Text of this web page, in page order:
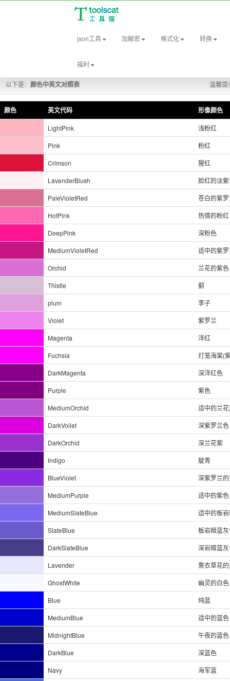
json工具 加解密 格式化 转换
福利
颜色rgb转hex
颜色表大全
以下是： 颜色中英文对照表 温馨提
颜色 英文代码 形像颜色
LightPink
浅粉红
Pink
粉红
Crimson
猩红
LavenderBlush
脸红的淡
PaleVioletRed
苍白的紫
HotPink
热情的粉红
DeepPink
深粉色
MediumVioletRed
适中的紫
Orchid
兰花的紫色
Thistle
蓟
plum
李子
Violet
紫罗兰
Magenta
洋红
Fuchsia
灯笼海棠(
DarkMagenta
深洋红色
Purple
紫色
MediumOrchid
适中的兰
DarkVoilet
深紫罗兰色
DarkOrchid
深兰花紫
Indigo
靛青
BlueViolet
深紫罗兰
MediumPurple
适中的紫色
MediumSlateBlue
适中的板
SlateBlue
板岩暗蓝
DarkSlateBlue
深岩暗蓝
Lavender
熏衣草花
GhostWhite
幽灵的白色
Blue
纯蓝
MediumBlue
适中的蓝色
MidnightBlue
午夜的蓝色
DarkBlue
深蓝色
Navy
海军蓝